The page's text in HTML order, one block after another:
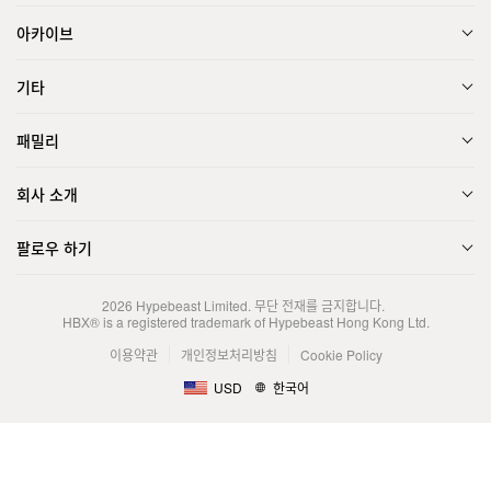
아카이브
기타
패밀리
회사 소개
팔로우 하기
2026 Hypebeast Limited. 무단 전재를 금지합니다.
HBX® is a registered trademark of Hypebeast Hong Kong Ltd.
이용약관
개인정보처리방침
Cookie Policy
USD
한국어